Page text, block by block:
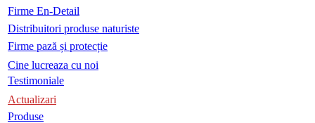
Firme En-Detail
Distribuitori produse naturiste
Firme pază și protecție
Cine lucreaza cu noi
Testimoniale
Actualizari
Produse